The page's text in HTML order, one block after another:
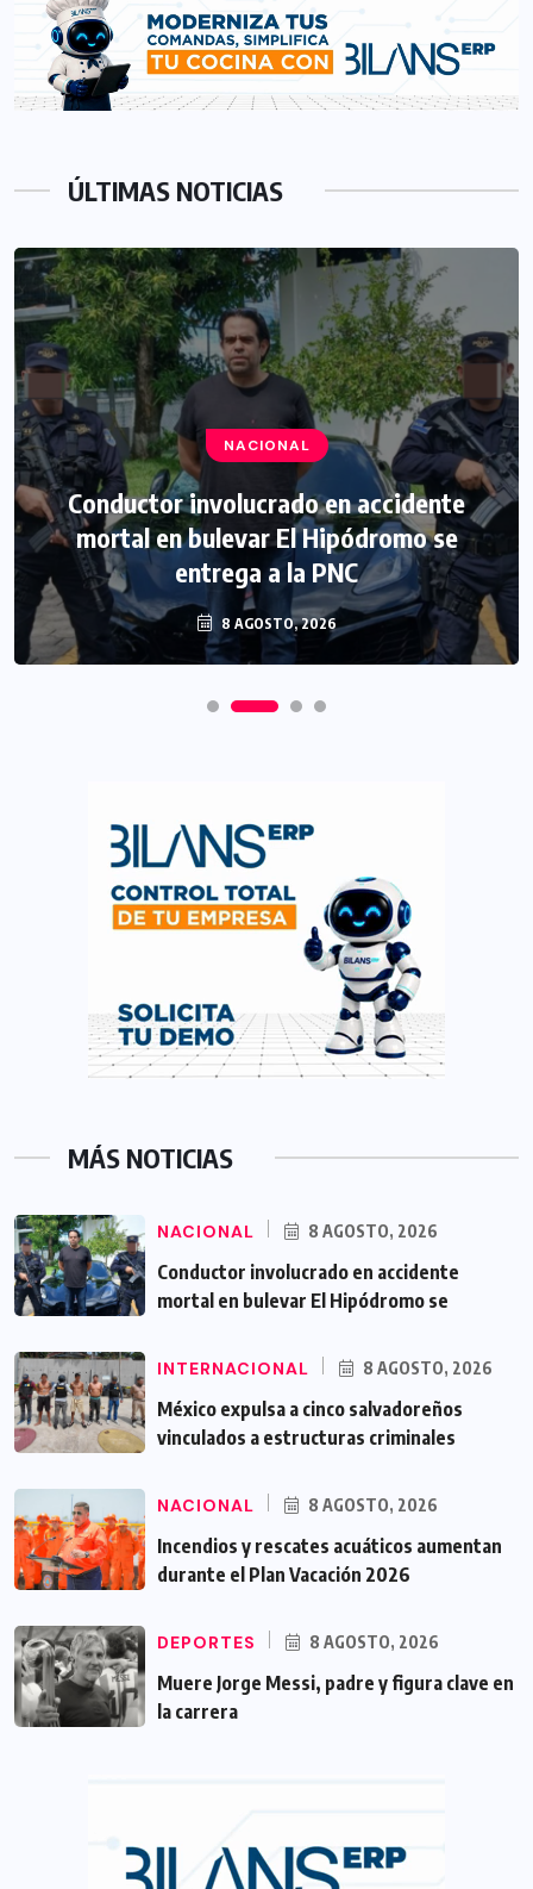
ÚLTIMAS NOTICIAS
NACIONAL
Conductor involucrado en accidente
mortal en bulevar El Hipódromo se
entrega a la PNC
8 AGOSTO, 2026
MÁS NOTICIAS
NACIONAL 8 AGOSTO, 2026
Conductor involucrado en accidente
mortal en bulevar El Hipódromo se
INTERNACIONAL 8 AGOSTO, 2026
México expulsa a cinco salvadoreños
vinculados a estructuras criminales
NACIONAL 8 AGOSTO, 2026
Incendios y rescates acuáticos aumentan
durante el Plan Vacación 2026
DEPORTES 8 AGOSTO, 2026
Muere Jorge Messi, padre y figura clave en
la carrera